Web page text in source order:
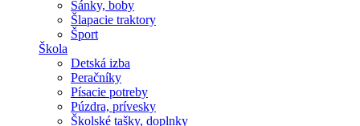
Sánky, boby
Šlapacie traktory
Šport
Škola
Detská izba
Peračníky
Písacie potreby
Púzdra, prívesky
Školské tašky, doplnky